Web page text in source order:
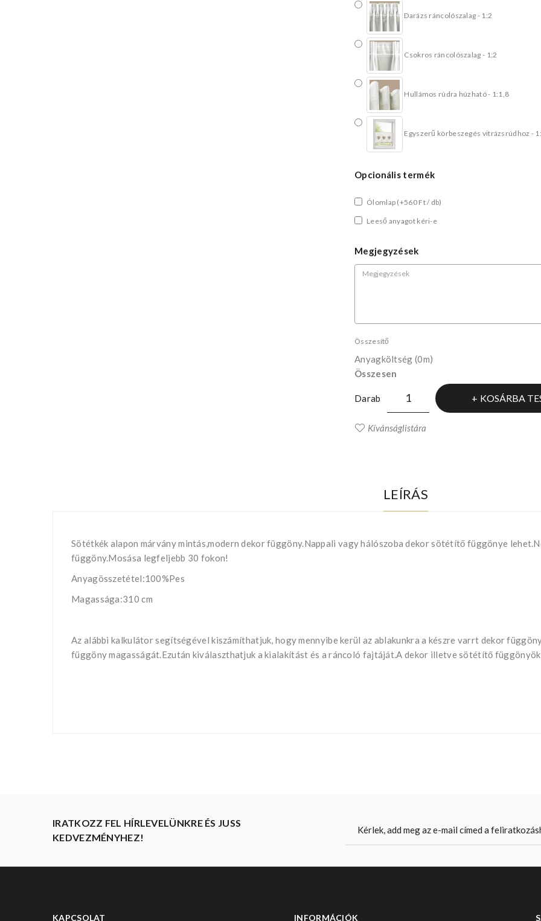
Darázs ráncolószalag - 1:2
Csokros ráncolószalag - 1:2
Hullámos rúdra húzható - 1:1,8
Egyszerű körbeszegés vitrázsrúdhoz -
Opcionális termék
Ólomlap (+560 Ft / db)
Leeső anyagot kéri-e
Megjegyzések
Összesítő
Anyagköltség (0m)
Összesen
Darab KOSÁRBA
Kívánságlistára
LEÍRÁS
Sötétkék alapon márvány mintás,modern dekor függöny.Nappali vagy hálószoba dekor sötétítő függönye
függöny.Mosása legfeljebb 30 fokon!
Anyagösszetétel:100%Pes
Magassága:310 cm
Az alábbi kalkulátor segítségével kiszámíthatjuk, hogy mennyibe kerül az ablakunkra a készre varrt dekor
függöny magasságát.Ezután kiválaszthatjuk a kialakítást és a ráncoló fajtáját.A dekor illetve sötétítő
IRATKOZZ FEL HÍRLEVELÜNKRE ÉS JUSS
KEDVEZMÉNYHEZ!
KAPCSOLAT INFORMÁCIÓK